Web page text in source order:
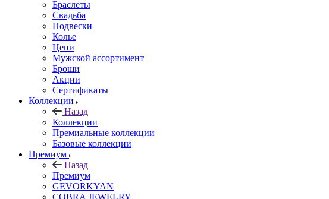
Браслеты
Свадьба
Подвески
Колье
Цепи
Мужской ассортимент
Броши
Акции
Сертификаты
Коллекции
Назад
Коллекции
Премиальные коллекции
Базовые коллекции
Премиум
Назад
Премиум
GEVORKYAN
COBRA JEWELRY